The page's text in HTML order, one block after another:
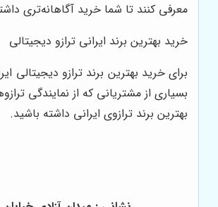
معرفی کنند تا شما خرید آگاهانه‌تری
خرید بهترین برند ایرانی ترازو دیجیتالی
برای خرید بهترین برند ترازو دیجیتالی
بسیاری از مشتریانی که از نمایندگی
بهترین برند ترازوی ایرانی داشته باشید.